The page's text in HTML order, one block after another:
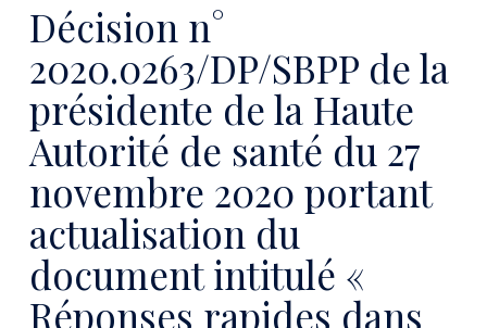
Décision n°
2020.0263/DP/SBPP de la
présidente de la Haute
Autorité de santé du 27
novembre 2020 portant
actualisation du
document intitulé «
Réponses rapides dans